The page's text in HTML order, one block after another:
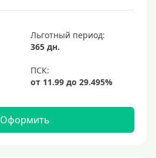
Льготный период:
365 дн.
Оформить